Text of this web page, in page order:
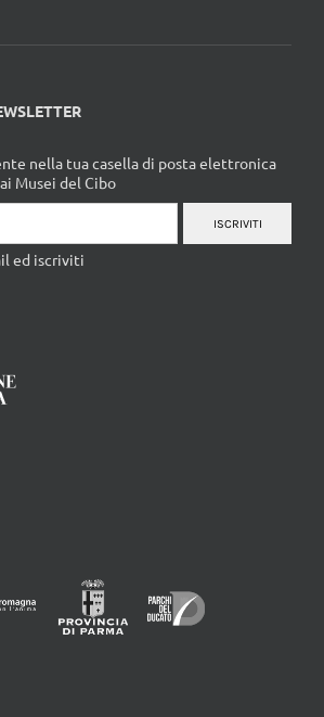
nella tua casella di posta elettronica
Musei del Cibo
ISCRIVITI
ed iscriviti